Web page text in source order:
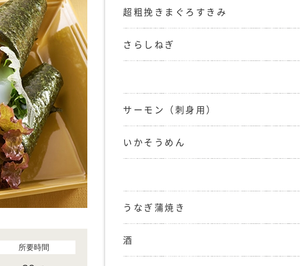
所要時間
超粗挽きまぐろすきみ
さらしねぎ
サーモン（刺身用）
いかそうめん
うなぎ蒲焼き
酒